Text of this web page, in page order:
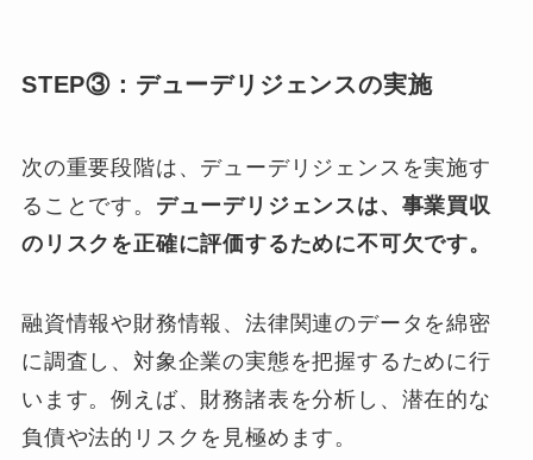
STEP③：デューデリジェンスの実施
次の重要段階は、デューデリジェンスを実施す
ることです。 デューデリジェンスは、事業買収
のリスクを正確に評価するために不可欠です。
融資情報や財務情報、法律関連のデータを綿密
に調査し、対象企業の実態を把握するために行
います。例えば、財務諸表を分析し、潜在的な
負債や法的リスクを見極めます。